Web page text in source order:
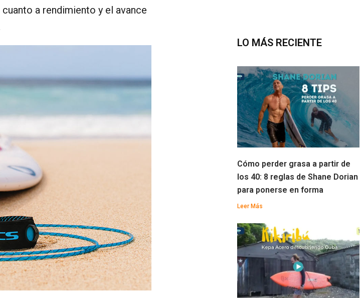
a rendimiento y el avance
LO MÁS RECIENTE
Cómo perder grasa a partir de
los 40: 8 reglas de Shane Dorian
para ponerse en forma
Leer Más